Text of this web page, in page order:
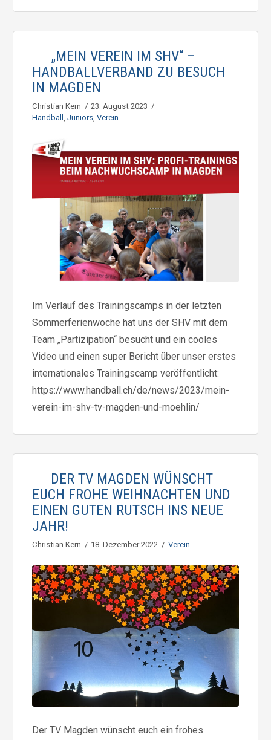
„MEIN VEREIN IM SHV“ –
HANDBALLVERBAND ZU BESUCH
IN MAGDEN
Christian Kern
23. August 2023
Handball , Juniors, Verein
Im Verlauf des Trainingscamps in der letzten
Sommerferienwoche hat uns der SHV mit dem
Team „Partizipation“ besucht und ein cooles
Video und einen super Bericht über unser erstes
internationales Trainingscamp veröffentlicht:
https://www.handball.ch/de/news/2023/mein-
verein-im-shv-tv-magden-und-moehlin/
DER TV MAGDEN WÜNSCHT
EUCH FROHE WEIHNACHTEN UND
EINEN GUTEN RUTSCH INS NEUE
JAHR!
Christian Kern 18. Dezember 2022 Verein
Der TV Magden wünscht euch ein frohes